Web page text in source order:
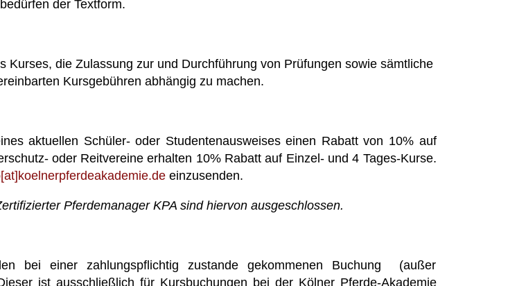
der Textform.
die Zulassung zur und Durchführung von Prüfungen sowie sämtliche
Kursgebühren abhängig zu machen.
aktuellen Schüler- oder Studentenausweises einen Rabatt von 10% auf
oder Reitvereine erhalten 10% Rabatt auf Einzel- und 4 Tages-Kurse.
einzusenden.
Pferdemanager KPA sind hiervon ausgeschlossen.
bei einer zahlungspflichtig zustande gekommenen Buchung (außer
ist ausschließlich für Kursbuchungen bei der Kölner Pferde-Akademie